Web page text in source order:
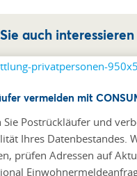
auch interessieren
vermeiden mit
Sie Postrückläufer und
Ihres Datenbestandes.
prüfen Adressen auf